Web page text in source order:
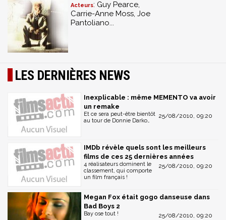
Acteurs: Guy Pearce,
Carrie-Anne Moss, Joe
Pantoliano...
LES DERNIÈRES NEWS
Inexplicable : même MEMENTO va avoir
un remake
25/08/2010, 09:20
Et ce sera peut-être bientôt
au tour de Donnie Darko…
IMDb révèle quels sont les meilleurs
films de ces 25 dernières années
25/08/2010, 09:20
4 réalisateurs dominent le
classement, qui comporte
un film français !
Megan Fox était gogo danseuse dans
Bad Boys 2
25/08/2010, 09:20
Bay ose tout !